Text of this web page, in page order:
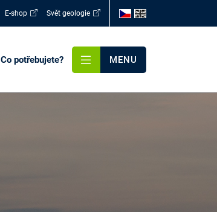
E-shop Svět geologie
Co potřebujete? MENU